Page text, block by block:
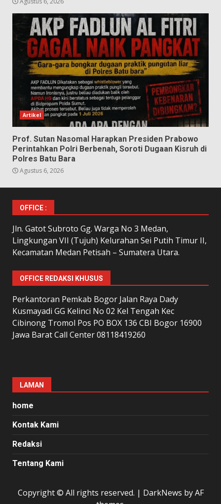
Artikel
Prof. Sutan Nasomal Harapkan Presiden Prabowo
Perintahkan Polri Berbenah, Soroti Dugaan Kisruh di
Polres Batu Bara
Agustus 6, 2026
OFFICE :
Jln. Gatot Subroto Gg. Warga No 3 Medan,
Lingkungan VII (Tujuh) Kelurahan Sei Putih Timur II,
Kecamatan Medan Petisah – Sumatera Utara.
OFFICE REDAKSI KHUSUS
Perkantoran Pemkab Bogor Jalan Raya Dady
Kusmayadi GG Kelinci No 02 Kel Tengah Kec
Cibinong Tromol Pos PO BOX 136 CBI Bogor 16900
Jawa Barat Call Center 08118419260
LAMAN
home
Kontak Kami
Redaksi
Tentang Kami
Copyright © All rights reserved. | DarkNews by AF